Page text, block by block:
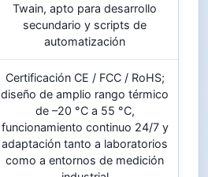
Twain, apto para desarrollo
secundario y scripts de
automatización
Certificación CE / FCC / RoHS;
diseño de amplio rango térmico
de –20 °C a 55 °C,
funcionamiento continuo 24/7 y
adaptación tanto a laboratorios
como a entornos de medición